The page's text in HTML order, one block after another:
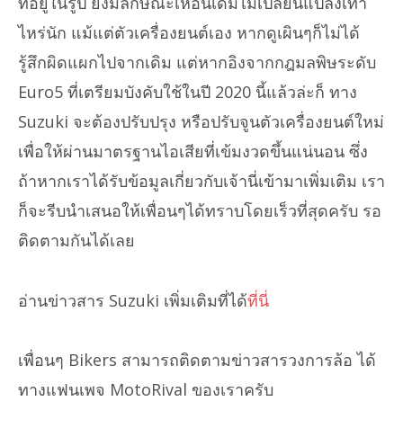
ไหร่นัก แม้แต่ตัวเครื่องยนต์เอง หากดูเผินๆก็ไม่ได้
รู้สึกผิดแผกไปจากเดิม แต่หากอิงจากกฎมลพิษระดับ
Euro5 ที่เตรียมบังคับใช้ในปี 2020 นี้แล้วล่ะก็ ทาง
Suzuki จะต้องปรับปรุง หรือปรับจูนตัวเครื่องยนต์ใหม่
เพื่อให้ผ่านมาตรฐานไอเสียที่เข้มงวดขึ้นแน่นอน ซึ่ง
ถ้าหากเราได้รับข้อมูลเกี่ยวกับเจ้านี่เข้ามาเพิ่มเติม เรา
ก็จะรีบนำเสนอให้เพื่อนๆได้ทราบโดยเร็วที่สุดครับ รอ
ติดตามกันได้เลย
อ่านข่าวสาร Suzuki เพิ่มเติมที่ได้ที่นี่
เพื่อนๆ Bikers สามารถติดตามข่าวสารวงการล้อ ได้
ทางแฟนเพจ MotoRival ของเราครับ